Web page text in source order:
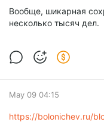
Вообще, шикарная
несколько тысяч дел.
May 09 04:15
https://bolonichev.ru/